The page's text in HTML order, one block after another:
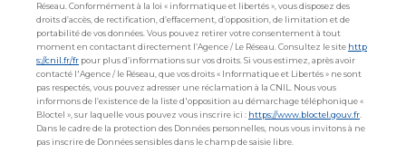
Réseau. Conformément à la loi « informatique et libertés », vous disposez des
droits d’accès, de rectification, d’effacement, d’opposition, de limitation et de
portabilité de vos données. Vous pouvez retirer votre consentement à tout
moment en contactant directement l’Agence / Le Réseau. Consultez le site http
s://cnil.fr/fr pour plus d’informations sur vos droits. Si vous estimez, après avoir
contacté l'Agence / le Réseau, que vos droits « Informatique et Libertés » ne sont
pas respectés, vous pouvez adresser une réclamation à la CNIL. Nous vous
informons de l’existence de la liste d'opposition au démarchage téléphonique «
Bloctel », sur laquelle vous pouvez vous inscrire ici : https://www.bloctel.gouv.fr
Dans le cadre de la protection des Données personnelles, nous vous invitons à ne
pas inscrire de Données sensibles dans le champ de saisie libre.